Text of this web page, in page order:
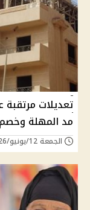
تعديلات
مد المهلة وخصم 50%
الجمعة 12/يونيو/2026 - 04:48 م